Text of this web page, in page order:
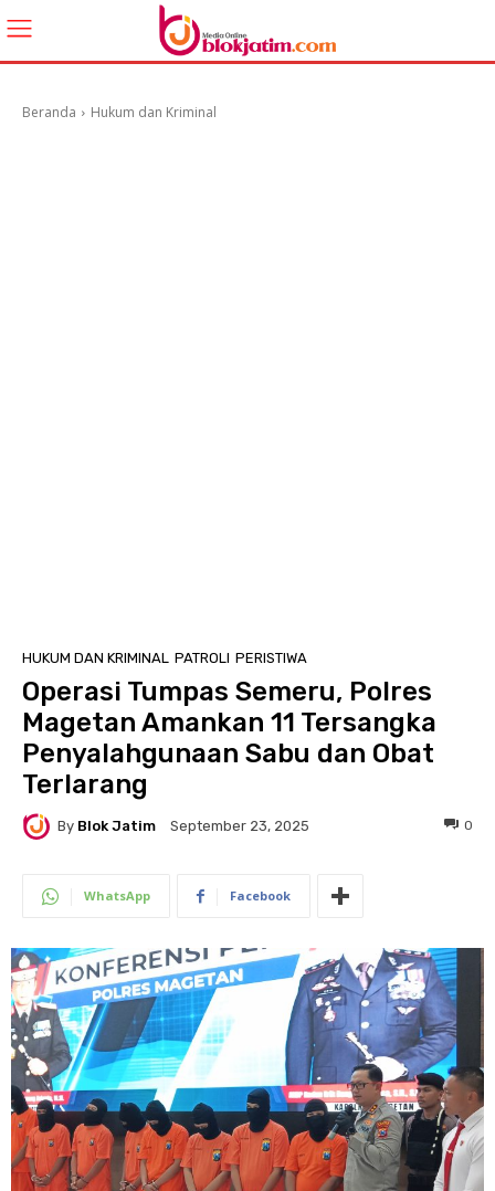
Beranda Hukum dan Kriminal
HUKUM DAN KRIMINAL PATROLI PERISTIWA
Operasi Tumpas Semeru, Polres
Magetan Amankan 11 Tersangka
Penyalahgunaan Sabu dan Obat
Terlarang
By Blok Jatim September 23, 2025 0
WhatsApp Facebook